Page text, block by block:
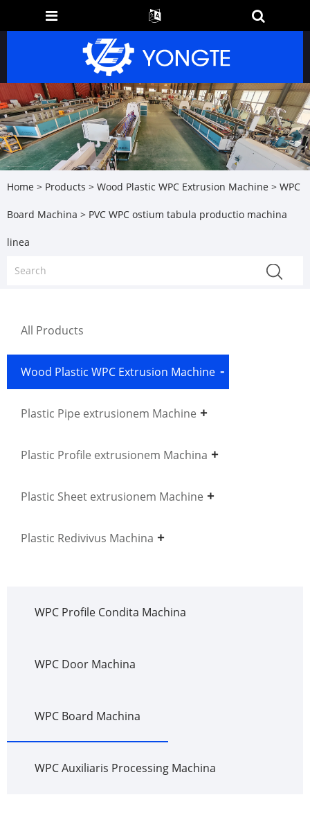
Home > Products > Wood Plastic WPC Extrusion Machine > WPC
Board Machina > PVC WPC ostium tabula productio machina
linea
All Products
Wood Plastic WPC Extrusion Machine
Plastic Pipe extrusionem Machine
Plastic Profile extrusionem Machina
Plastic Sheet extrusionem Machine
Plastic Redivivus Machina
WPC Profile Condita Machina
WPC Door Machina
WPC Board Machina
WPC Auxiliaris Processing Machina